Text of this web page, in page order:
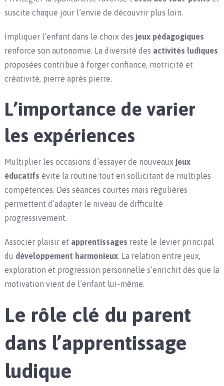
suscite chaque jour l’envie de découvrir plus loin.
Impliquer l’enfant dans le choix des jeux pédagogiques
renforce son autonomie. La diversité des activités ludiques
proposées contribue à forger confiance, motricité et
créativité, pierre après pierre.
L’importance de varier
les expériences
Multiplier les occasions d’essayer de nouveaux jeux
éducatifs évite la routine tout en sollicitant de multiples
compétences. Des séances courtes mais régulières
permettent d’adapter le niveau de difficulté
progressivement.
Associer plaisir et apprentissages reste le levier principal
du développement harmonieux. La relation entre jeux,
exploration et progression personnelle s’enrichit dès que la
motivation vient de l’enfant lui-même.
Le rôle clé du parent
dans l’apprentissage
ludique